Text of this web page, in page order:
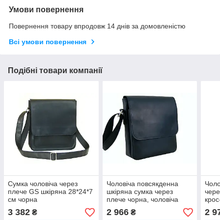
Умови повернення
Повернення товару впродовж 14 днів за домовленістю
Всі умови повернення
Подібні товари компанії
Сумка чоловіча через
плече GS шкіряна 28*24*7
см чорна
3 382 ₴
Чоловіча повсякденна
шкіряна сумка через
плече чорна, чоловіча
сумка з натуральної шкіри
23*20*7 см
2 966₴ 2